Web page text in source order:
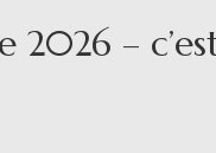
2026 –